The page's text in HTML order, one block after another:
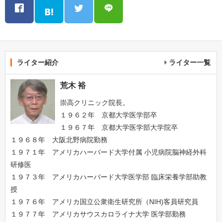
ライター紹介 ライター一覧
荒木 裕
崇高クリニック院長。
１９６２年 京都大学医学部卒
１９６７年 京都大学医学部大学院卒
１９６８年 大阪北野病院勤務
１９７１年 アメリカハーバード大学付属 小児病院脳神経外科
研修医
１９７３年 アメリカハーバード大学医学部 臨床栄養学部助教
授
１９７６年 アメリカ国立公衆衛生研究所（NIH)客員研究員
１９７７年 アメリカサウスカロライナ大学 医学部勤務